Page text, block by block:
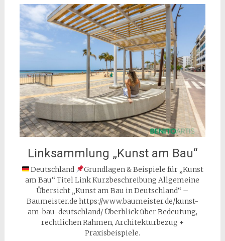
Linksammlung „Kunst am Bau“
Deutschland
Grundlagen & Beispiele für „Kunst
am Bau“ Titel Link Kurzbeschreibung Allgemeine
Übersicht „Kunst am Bau in Deutschland“ –
Baumeister.de https://www.baumeister.de/kunst-
am-bau-deutschland/ Überblick über Bedeutung,
rechtlichen Rahmen, Architekturbezug +
Praxisbeispiele.